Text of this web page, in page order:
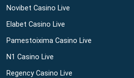
Novibet Casino Live
Elabet Casino Live
Pamestoixima Casino Live
N1 Casino Live
Regency Casino Live